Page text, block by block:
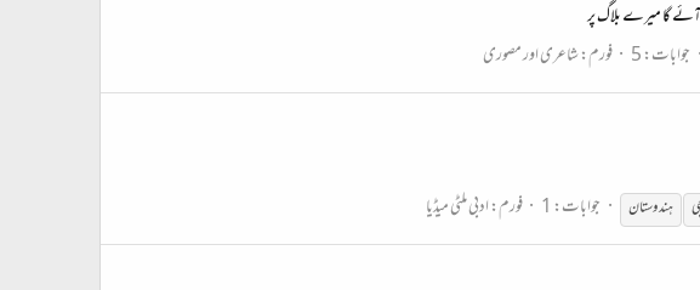
آئے گا میرے بلاگ پر
جوابات: 5 فورم:شاعری اور مصوری
ہندوستان جوابات: 1 فورم:ادبی ملٹی میڈیا